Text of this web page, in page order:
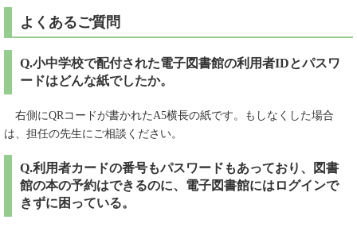
よくあるご質問
Q.小中学校で配付された電子図書館の利用者IDとパスワ
ードはどんな紙でしたか。
右側にQRコードが書かれたA5横長の紙です。もしなくした場合
は、担任の先生にご相談ください。
Q.利用者カードの番号もパスワードもあっており、図書
館の本の予約はできるのに、電子図書館にはログインで
きずに困っている。